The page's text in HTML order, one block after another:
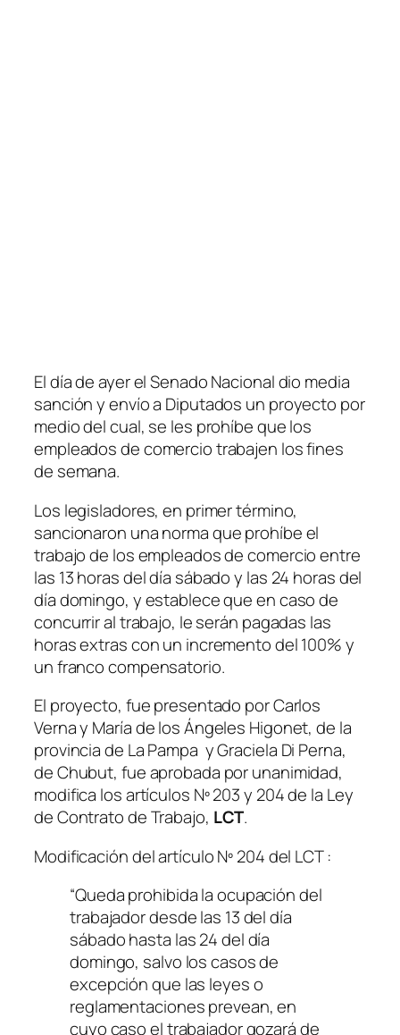
El día de ayer el Senado Nacional dio media
sanción y envío a Diputados un proyecto por
medio del cual, se les prohíbe que los
empleados de comercio trabajen los fines
de semana.
Los legisladores, en primer término,
sancionaron una norma que prohíbe el
trabajo de los empleados de comercio entre
las 13 horas del día sábado y las 24 horas del
día domingo, y establece que en caso de
concurrir al trabajo, le serán pagadas las
horas extras con un incremento del 100% y
un franco compensatorio.
El proyecto, fue presentado por Carlos
Verna y María de los Ángeles Higonet, de la
provincia de La Pampa y Graciela Di Perna,
de Chubut, fue aprobada por unanimidad,
modifica los artículos Nº 203 y 204 de la Ley
de Contrato de Trabajo, LCT.
Modificación del artículo Nº 204 del LCT :
“Queda prohibida la ocupación del
trabajador desde las 13 del día
sábado hasta las 24 del día
domingo, salvo los casos de
excepción que las leyes o
reglamentaciones prevean, en
cuyo caso el trabajador gozará de